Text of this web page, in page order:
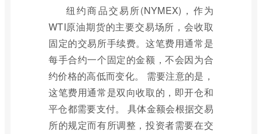
纽约商品交易所(NYMEX)，作为
WTI原油期货的主要交易场所，会收取
固定的交易所手续费。这笔费用通常是
每手合约一个固定的金额，不会因为合
约价格的高低而变化。 需要注意的是，
这笔费用通常是双向收取的，即开仓和
平仓都需要支付。 具体金额会根据交易
所的规定而有所调整，投资者需要在交